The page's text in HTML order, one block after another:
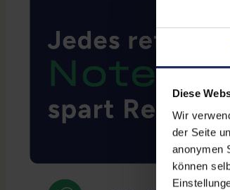
Diese
Wir
der Seite
anonymen
können